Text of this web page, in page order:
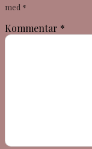
med *
Kommentar *